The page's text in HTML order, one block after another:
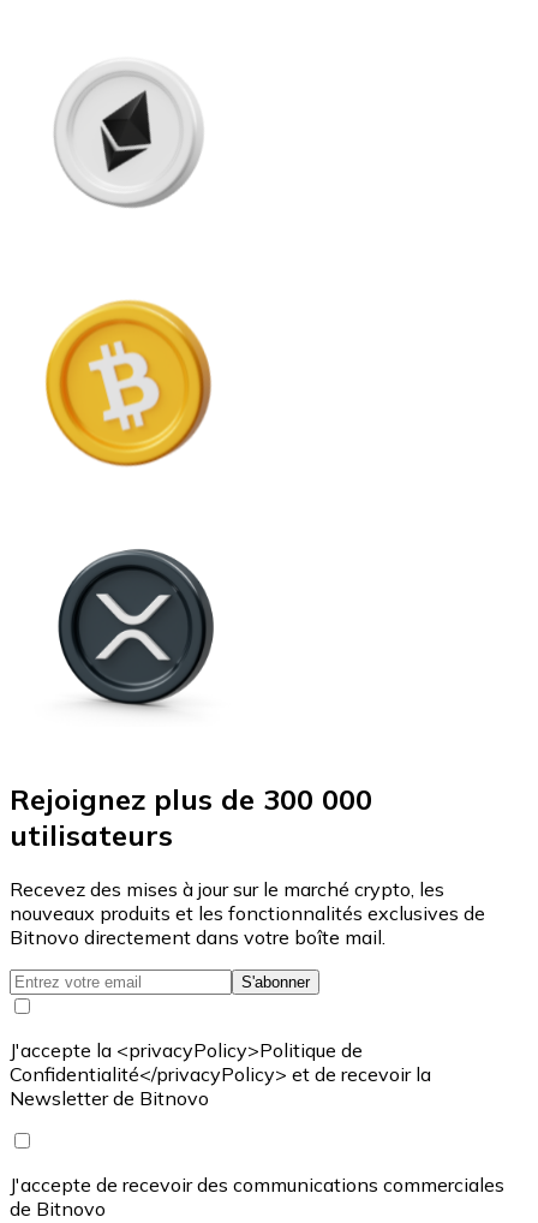
Rejoignez plus de 300 000
utilisateurs
Recevez des mises à jour sur le marché crypto, les
nouveaux produits et les fonctionnalités exclusives de
Bitnovo directement dans votre boîte mail.
S'abonner
J'accepte la <privacyPolicy>Politique de
Confidentialité</privacyPolicy> et de recevoir la
Newsletter de Bitnovo
J'accepte de recevoir des communications commerciales
de Bitnovo